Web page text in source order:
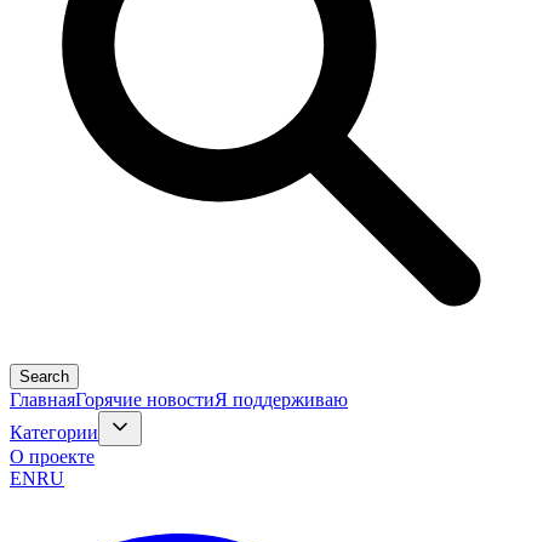
Search
ГлавнаяГорячие новостиЯ поддерживаю
Категории
О проекте
ENRU